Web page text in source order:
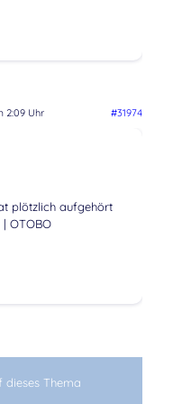
2:09 Uhr #31974
plötzlich aufgehört
OTOBO
dieses Thema